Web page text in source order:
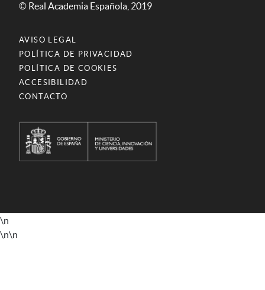
© Real Academia Española, 2019
AVISO LEGAL
POLÍTICA DE PRIVACIDAD
POLÍTICA DE COOKIES
ACCESIBILIDAD
CONTACTO
\n
\n\n